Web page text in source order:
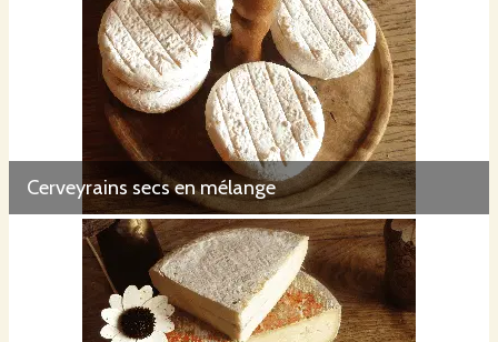
Cerveyrains secs en mélange